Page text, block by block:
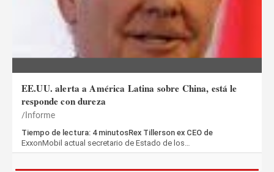
EE.UU. alerta a América Latina sobre China, está le
responde con dureza
Informe
Tiempo de lectura: 4 minutosRex Tillerson ex CEO de
ExxonMobil actual secretario de Estado de los…